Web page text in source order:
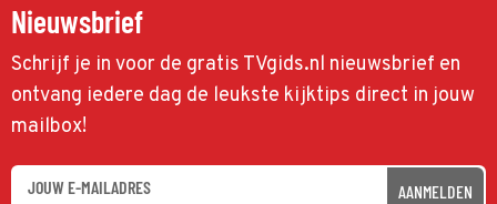
Nieuwsbrief
Schrijf je in voor de gratis TVgids.nl nieuwsbrief en
ontvang iedere dag de leukste kijktips direct in jouw
mailbox!
AANMELDEN